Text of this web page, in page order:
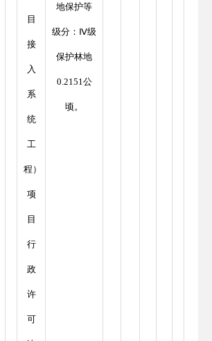
目
接
入
系
统
工
程）
项
目
行
政
许
可
地保护等
级分：Ⅳ级
保护林地
0.2151公
顷。